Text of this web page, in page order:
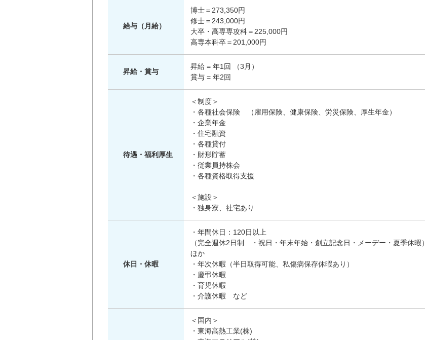
給与（月給）
博士＝273,350円
修士＝243,000円
大卒・高専専攻科＝225,000円
高専本科卒＝201,000円
昇給・賞与
昇給 = 年1回 （3月）
賞与 = 年2回
待遇・福利厚生
＜制度＞
・各種社会保険 （雇用保険、健康保険、労災保険、厚生年金）
・企業年金
・住宅融資
・各種貸付
・財形貯蓄
・従業員持株会
・各種資格取得支援
＜施設＞
・独身寮、社宅あり
休日・休暇
・年間休日：120日以上
（完全週休2日制 ・祝日・年末年始・創立記念日・メーデー・夏季休暇）
ほか
・年次休暇（半日取得可能、私傷病保存休暇あり）
・慶弔休暇
・育児休暇
・介護休暇 など
＜国内＞
・東海高熱工業(株)